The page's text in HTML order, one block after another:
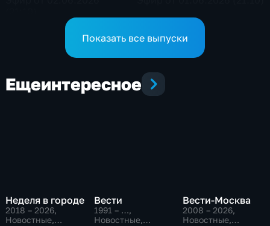
Показать все выпуски
Ещеинтересное
Неделя в городе
2018 – 2026,
Новостные,
Вести
1991 – …,
Новостные,
Вести-Москва
2008 – 2026,
Новостные,